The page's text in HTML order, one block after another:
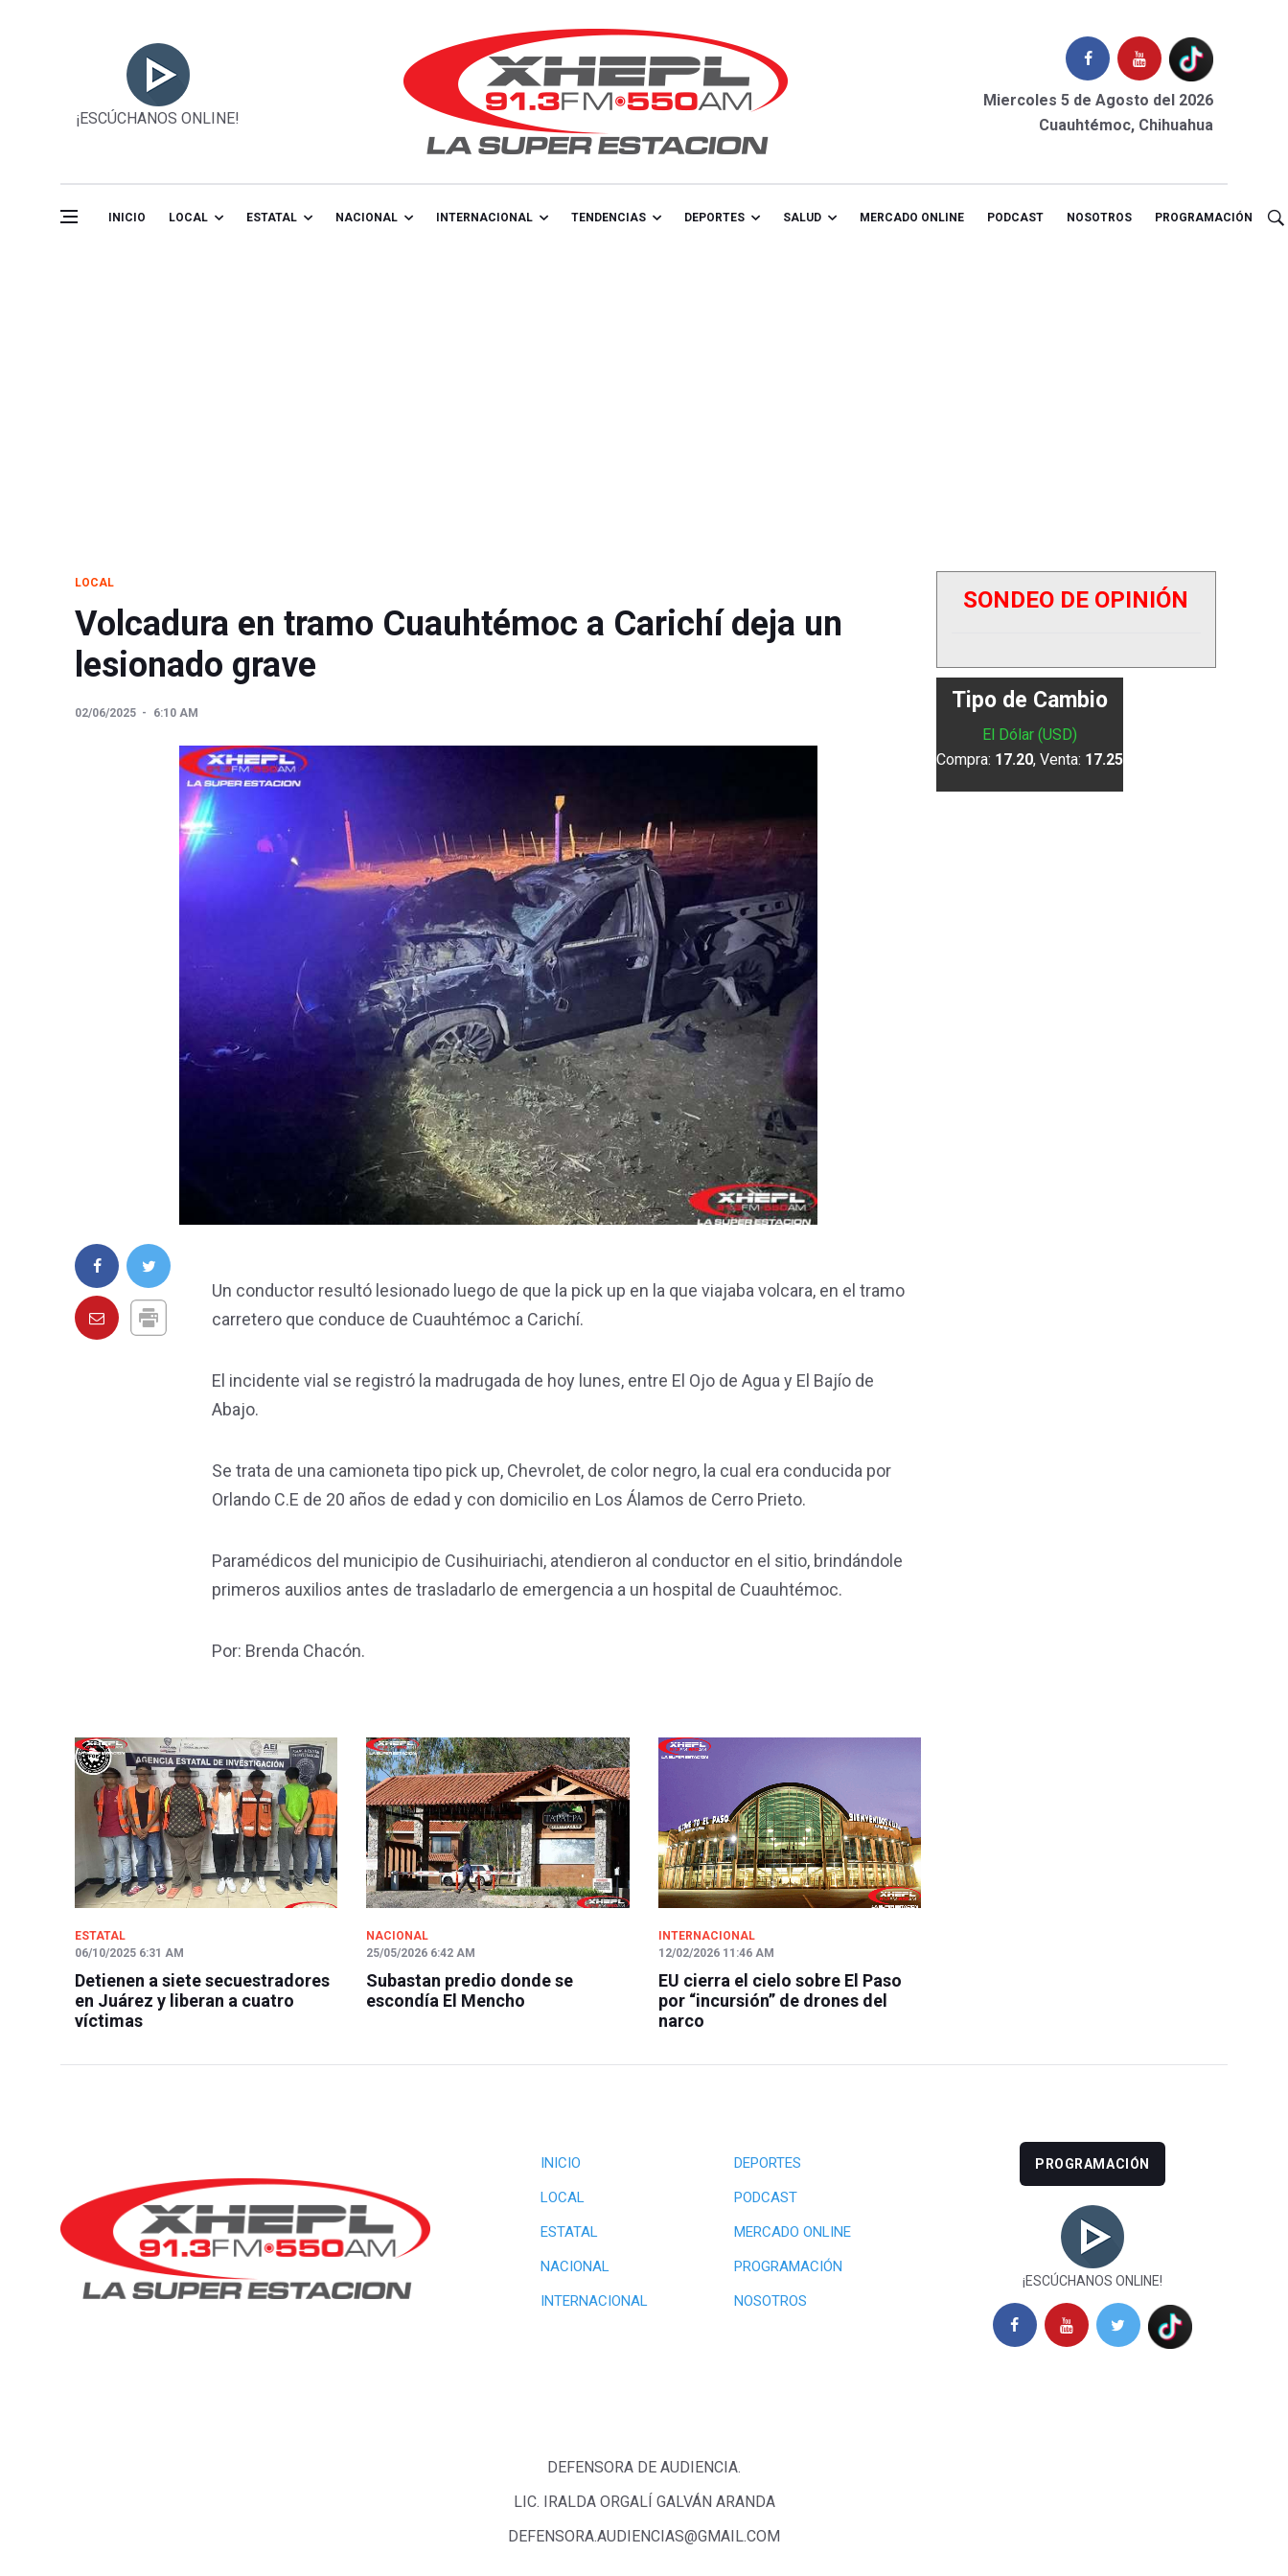
¡ESCÚCHANOS ONLINE!
Miercoles 5 de Agosto del 2026
Cuauhtémoc, Chihuahua
INICIO LOCAL ESTATAL NACIONAL INTERNACIONAL TENDENCIAS DEPORTES SALUD MERCADO ONLINE PODCAST NOSOTROS PROGRAMACIÓN
LOCAL
Volcadura en tramo Cuauhtémoc a Carichí deja un
lesionado grave
02/06/2025 6:10 AM
Un conductor resultó lesionado luego de que la pick up en la que viajaba volcara, en el tramo
carretero que conduce de Cuauhtémoc a Carichí.
El incidente vial se registró la madrugada de hoy lunes, entre El Ojo de Agua y El Bajío de
Abajo.
Se trata de una camioneta tipo pick up, Chevrolet, de color negro, la cual era conducida por
Orlando C.E de 20 años de edad y con domicilio en Los Álamos de Cerro Prieto.
Paramédicos del municipio de Cusihuiriachi, atendieron al conductor en el sitio, brindándole
primeros auxilios antes de trasladarlo de emergencia a un hospital de Cuauhtémoc.
Por: Brenda Chacón.
ESTATAL
06/10/2025 6:31 AM
Detienen a siete secuestradores
en Juárez y liberan a cuatro
víctimas
NACIONAL
25/05/2026 6:42 AM
Subastan predio donde se
escondía El Mencho
INTERNACIONAL
12/02/2026 11:46 AM
EU cierra el cielo sobre El Paso
por “incursión” de drones del
narco
SONDEO DE OPINIÓN
Tipo de Cambio
El Dólar (USD)
Compra: 17.20, Venta: 17.25
INICIO
DEPORTES
LOCAL
PODCAST
ESTATAL
MERCADO ONLINE
NACIONAL
PROGRAMACIÓN
INTERNACIONAL
NOSOTROS
PROGRAMACIÓN
¡ESCÚCHANOS ONLINE!
DEFENSORA DE AUDIENCIA.
LIC. IRALDA ORGALÍ GALVÁN ARANDA
DEFENSORA.AUDIENCIAS@GMAIL.COM